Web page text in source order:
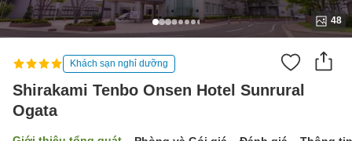
48
Khách sạn nghỉ dưỡng
Shirakami Tenbo Onsen Hotel Sunrural
Ogata